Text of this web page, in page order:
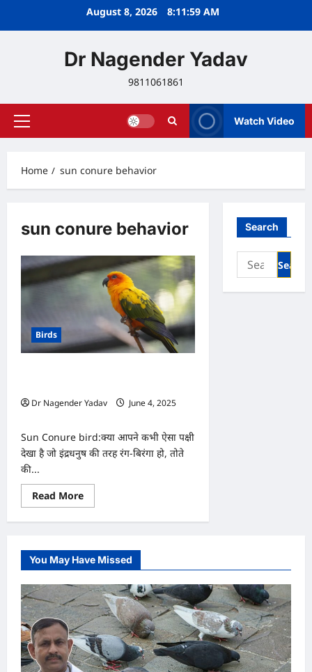
August 8, 2026 8:11:59 AM
Dr Nagender Yadav
9811061861
Primary
Watch Video
Home sun conure behavior
sun conure behavior
Birds
Dr Nagender Yadav
June 4, 2025
Sun Conure bird:क्या आपने कभी ऐसा पक्षी
देखा है जो इंद्रधनुष की तरह रंग-बिरंगा हो, तोते
की...
Read MoreRead
more
इंद्रधनुष
जो
जीत
लेगा
आपका
दिल,
जानें
सन
कोन्योर
पक्षी
क्यों
है
खास
Search
Search
for:
You May Have Missed